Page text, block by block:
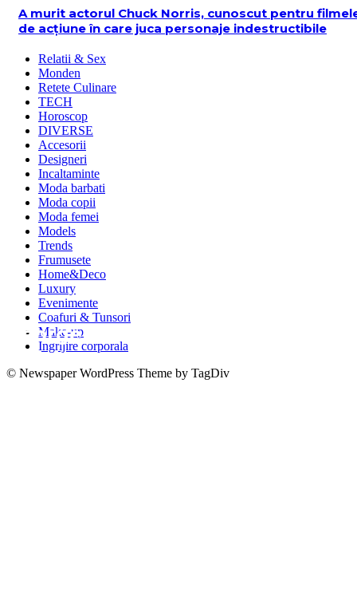
George Michael: "Cannabisul ma
fericit"
A murit actorul Chuck Norris, cunoscut pentru
de acțiune în care juca personaje indestructibile
Relatii & Sex
Monden
Retete Culinare
TECH
Horoscop
DIVERSE
Accesorii
Designeri
Incaltaminte
Moda barbati
Moda copii
Moda femei
Models
Trends
Frumusete
Home&Deco
Luxury
Evenimente
Coafuri & Tunsori
Make-up
Ingrijire corporala
© Newspaper WordPress Theme by TagDiv